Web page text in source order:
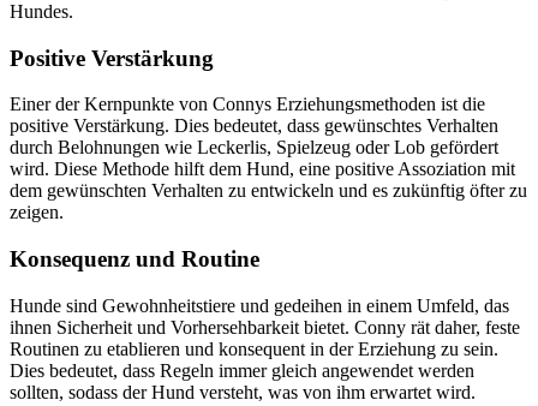
Hundes.
Positive Verstärkung
Einer der Kernpunkte von Connys Erziehungsmethoden ist die
positive Verstärkung. Dies bedeutet, dass gewünschtes Verhalten
durch Belohnungen wie Leckerlis, Spielzeug oder Lob gefördert
wird. Diese Methode hilft dem Hund, eine positive Assoziation mit
dem gewünschten Verhalten zu entwickeln und es zukünftig öfter zu
zeigen.
Konsequenz und Routine
Hunde sind Gewohnheitstiere und gedeihen in einem Umfeld, das
ihnen Sicherheit und Vorhersehbarkeit bietet. Conny rät daher, feste
Routinen zu etablieren und konsequent in der Erziehung zu sein.
Dies bedeutet, dass Regeln immer gleich angewendet werden
sollten, sodass der Hund versteht, was von ihm erwartet wird.